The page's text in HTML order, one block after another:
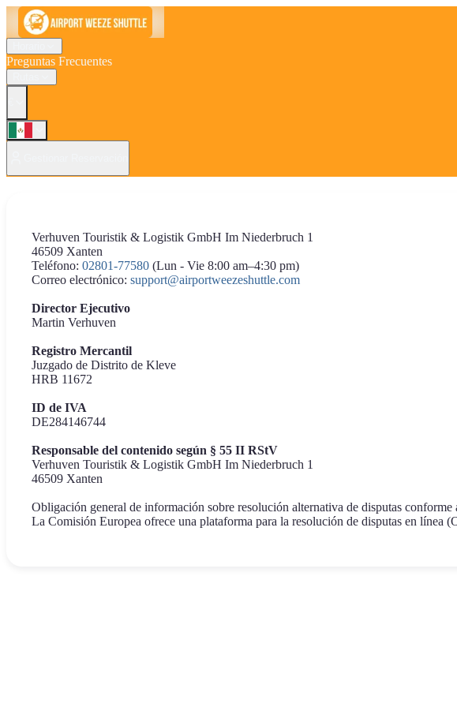
Preguntas Frecuentes
Verhuven Touristik & Logistik GmbH Im Niederbruch 1
46509 Xanten
Teléfono: 02801-77580 (Lun - Vie 8:00 am–4:30 pm)
Correo electrónico: support@airportweezeshuttle.com
Director Ejecutivo
Martin Verhuven
Registro Mercantil
Juzgado de Distrito de Kleve
HRB 11672
ID de IVA
DE284146744
Responsable del contenido según § 55 II RStV
Verhuven Touristik & Logistik GmbH Im Niederbruch 1
46509 Xanten
Obligación general de información sobre resolución alternativa de disputas
La Comisión Europea ofrece una plataforma para la resolución de disputas en línea